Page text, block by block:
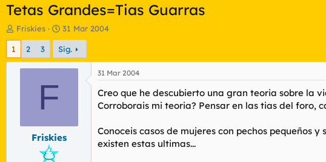
Tetas Grandes=Tias Guarras
I
n
c
d
Friskies
F
e
c
h
a
i
c
31 Mar 2004
1 2 3 Sig.
F
Friskies
31 Mar 2004
Creo que he descubierto una gran teoria sobre la
Corroborais mi teoria? Pensar en las tias del foro,
Conoceis casos de mujeres con pechos pequeños
existen estas ultimas...